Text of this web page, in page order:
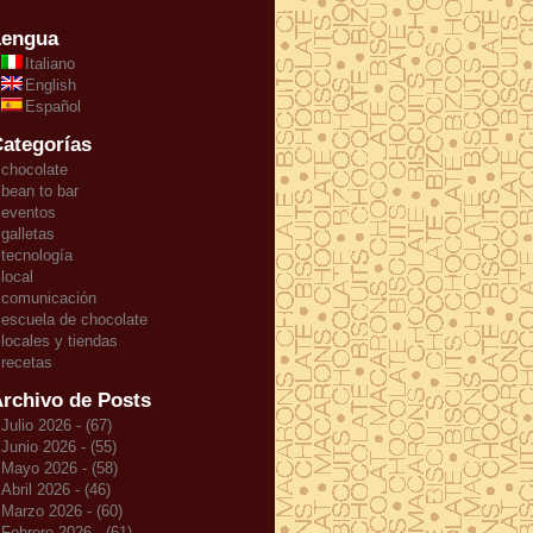
Italiano
English
Español
chocolate
bean to bar
eventos
galletas
tecnología
local
comunicación
escuela de chocolate
locales y tiendas
recetas
de Posts
Julio 2026 - (67)
Junio 2026 - (55)
Mayo 2026 - (58)
Abril 2026 - (46)
Marzo 2026 - (60)